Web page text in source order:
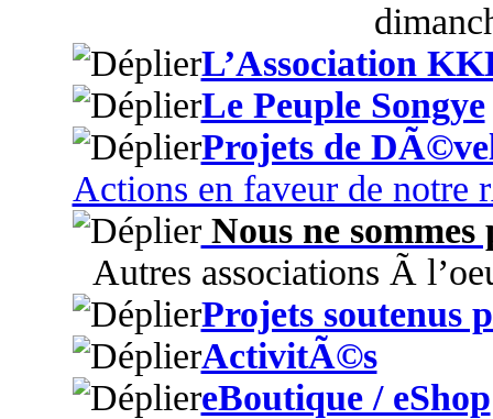
L’Association
Le Peuple Songye
Projets de
Actions en faveur de notre
Nous ne sommes
Autres associations Ã
Projets soutenus
ActivitÃ©s
eBoutique / eShop